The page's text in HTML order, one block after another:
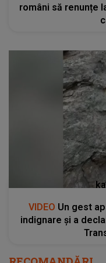
Un gest
indignare și a
RECOMANDĂRI